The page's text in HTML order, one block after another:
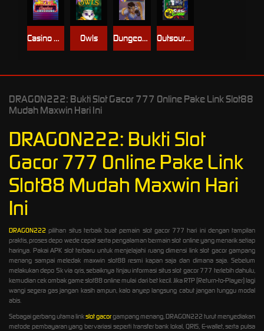
Casino Win Spin Dungeon Quest Outsourced: Slash Game
Owls
DRAGON222: Bukti Slot Gacor 777 Online Pake Link Slot88
Mudah Maxwin Hari Ini
DRAGON222: Bukti Slot
Gacor 777 Online Pake Link
Slot88 Mudah Maxwin Hari
Ini
DRAGON222 pilihan situs terbaik buat pemain slot gacor 777 hari ini dengan tampilan
praktis, proses depo wede cepat serta pengalaman bermain slot online yang menarik setiap
harinya. Pakai APK slot terbaru untuk menjelajahi ruang dimensi link slot gacor gampang
menang sampai meledak maxwin slot88 resmi kapan saja dan dimana saja. Sebelum
melakukan depo 5k via qris, sebaiknya tinjau informasi situs slot gacor 777 terlebih dahulu,
kemudian cek ombak game slot88 online mulai dari bet kecil. Jika RTP (Return-to-Player) lagi
wangi segera gas jangan kasih ampun, kalo anyep langsung cabut jangan tunggu modal
abis.
Sebagai gerbang utama linkslot gacorgampang menang, DRAGON222 turut menyediakan
metode pembayaran yang bervariasi seperti transfer bank lokal, QRIS, E-wallet, serta pulsa